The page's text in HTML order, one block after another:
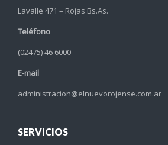
Lavalle 471 – Rojas Bs.As.
Teléfono
(02475) 46 6000
E-mail
administracion@elnuevorojense.com.ar
SERVICIOS